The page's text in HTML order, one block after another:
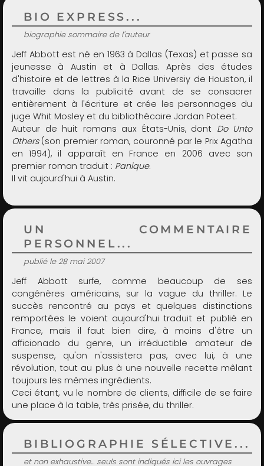
UN COMMENTAIRE
PERSONNEL...
publié le 28 mai 2007
Jeff Abbott surfe, comme beaucoup de ses
congénères américains, sur la vague du thriller. Le
succès rencontré au pays et quelques distinctions
remportées le voient aujourd'hui traduit et publié en
France, mais il faut bien dire, à moins d'être un
afficionado du genre, un irréductible amateur de
suspense, qu'on n'assistera pas, avec lui, à une
révolution, tout au plus à une nouvelle recette mêlant
toujours les mêmes ingrédients.
Ceci étant, vu le nombre de clients, difficile de se faire
une place à la table, très prisée, du thriller.
BIO EXPRESS...
biographie sommaire de l'auteur
Jeff Abbott est né en 1963 à Dallas (Texas) et passe sa
jeunesse à Austin et à Dallas. Après des études
d'histoire et de lettres à la Rice Universiy de Houston, il
travaille dans la publicité avant de se consacrer
entièrement à l'écriture et crée les personnages du
juge Whit Mosley et du bibliothécaire Jordan Poteet.
Auteur de huit romans aux États-Unis, dont Do Unto
Others(son premier roman, couronné par le Prix Agatha
en 1994), il apparaît en France en 2006 avec son
premier roman traduit : Panique.
Il vit aujourd'hui à Austin.
BIBLIOGRAPHIE SÉLECTIVE...
et non exhaustive... seuls sont indiqués ici les ouvrages